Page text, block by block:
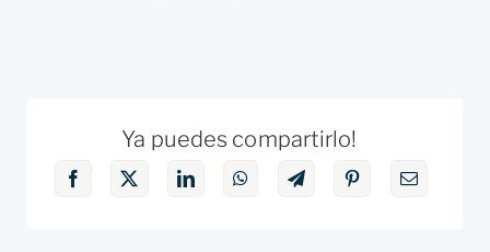
Ya puedes compartirlo!